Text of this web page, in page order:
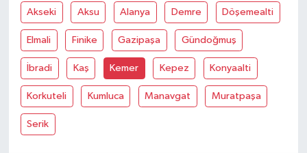
Akseki Aksu Alanya Demre Döşemealti
Elmali Finike Gazipaşa Gündoğmuş
İbradi Kaş Kemer Kepez Konyaalti
Korkuteli Kumluca Manavgat Muratpaşa
Serik
Çanakkale Müftülüğü
Çankırı Müftülüğü
Çorum Müftülüğü
Denizli Müftülüğü
Podcast
Bilim, Teknoloji
Biyografiler
Diyanet TV